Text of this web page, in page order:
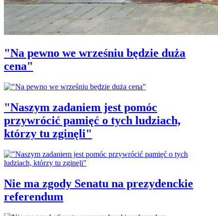
"Na pewno we wrześniu będzie duża
cena"
"Naszym zadaniem jest pomóc
przywrócić pamięć o tych ludziach,
którzy tu zginęli"
Nie ma zgody Senatu na prezydenckie
referendum